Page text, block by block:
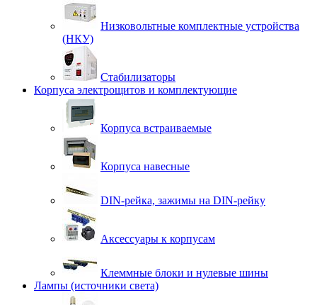
Низковольтные комплектные устройства
(НКУ)
Стабилизаторы
Корпуса электрощитов и комплектующие
Корпуса встраиваемые
Корпуса навесные
DIN-рейка, зажимы на DIN-рейку
Аксессуары к корпусам
Клеммные блоки и нулевые шины
Лампы (источники света)